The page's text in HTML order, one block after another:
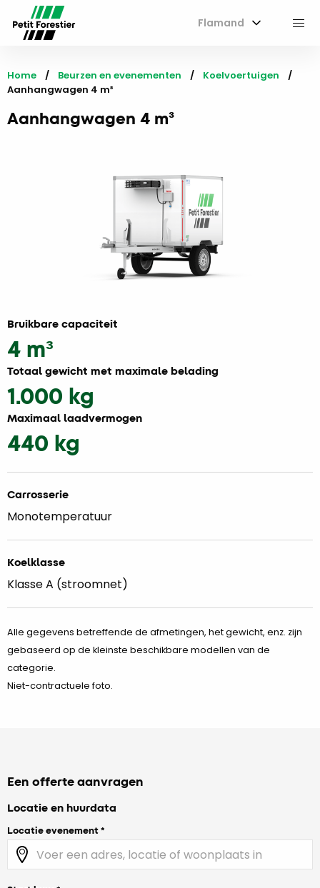
Flamand
Home Beurzen en evenementen
Koelvoertuigen
Current:
Aanhangwagen 4 m³
Aanhangwagen 4 m³
Bruikbare capaciteit
4 m³
Totaal gewicht met maximale belading
1.000 kg
Maximaal laadvermogen
440 kg
Carrosserie
Monotemperatuur
Koelklasse
Klasse A (stroomnet)
Alle gegevens betreffende de afmetingen, het gewicht, enz. zijn
gebaseerd op de kleinste beschikbare modellen van de
categorie.
Niet-contractuele foto.
Een offerte aanvragen
Locatie en huurdata
Locatie evenement